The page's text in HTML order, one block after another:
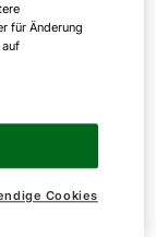
wir stolz
Monoblock
für Änderung
Cookies